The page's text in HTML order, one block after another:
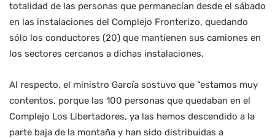
totalidad de las personas que permanecían desde el sábado
en las instalaciones del Complejo Fronterizo, quedando
sólo los conductores (20) que mantienen sus camiones en
los sectores cercanos a dichas instalaciones.
Al respecto, el ministro García sostuvo que “estamos muy
contentos, porque las 100 personas que quedaban en el
Complejo Los Libertadores, ya las hemos descendido a la
parte baja de la montaña y han sido distribuidas a